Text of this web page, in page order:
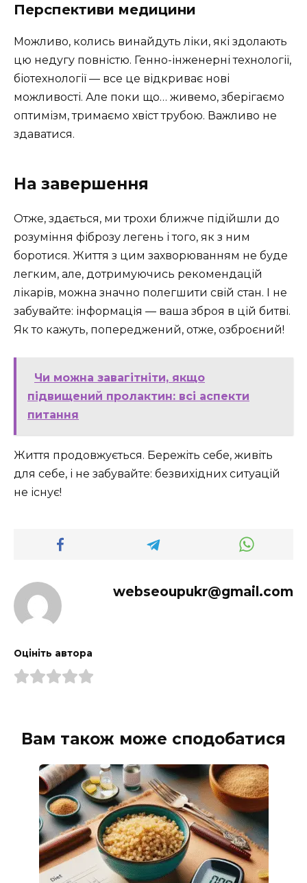
Перспективи медицини
Можливо, колись винайдуть ліки, які здолають
цю недугу повністю. Генно-інженерні технології,
біотехнології — все це відкриває нові
можливості. Але поки що… живемо, зберігаємо
оптимізм, тримаємо хвіст трубою. Важливо не
здаватися.
На завершення
Отже, здається, ми трохи ближче підійшли до
розуміння фіброзу легень і того, як з ним
боротися. Життя з цим захворюванням не буде
легким, але, дотримуючись рекомендацій
лікарів, можна значно полегшити свій стан. І не
забувайте: інформація — ваша зброя в цій битві.
Як то кажуть, попереджений, отже, озброєний!
Чи можна завагітніти, якщо
підвищений пролактин: всі аспекти
питання
Життя продовжується. Бережіть себе, живіть
для себе, і не забувайте: безвихідних ситуацій
не існує!
webseoupukr@gmail.com
Оцініть автора
Вам також може сподобатися